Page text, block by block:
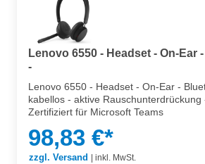
Lenovo 6550 - Headset - On-Ear
-
Lenovo 6550 - Headset - On-Ear -
kabellos - aktive Rauschunterdrückung
Zertifiziert für Microsoft Teams
98,83 €*
zzgl. Versand | inkl. MwSt.